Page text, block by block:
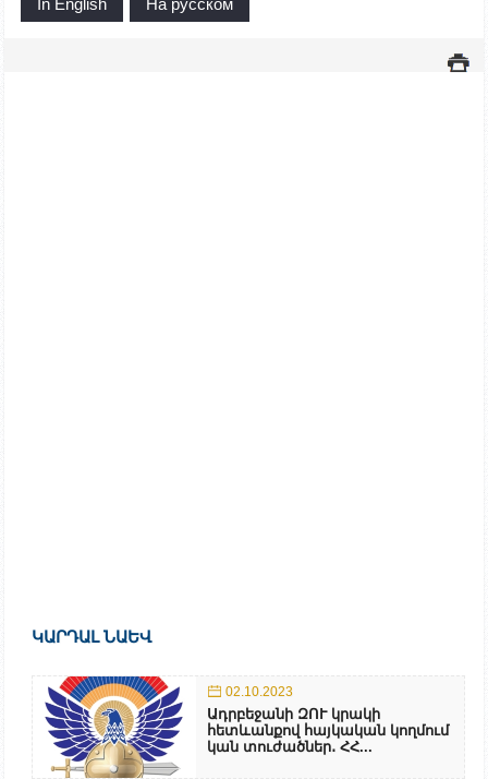
In English На русском
ԿԱՐԴԱԼ ՆԱԵՎ
02.10.2023
Ադրբեջանի ԶՈՒ կրակի
հետևանքով հայկական կողմում
կան տուժածներ․ ՀՀ...